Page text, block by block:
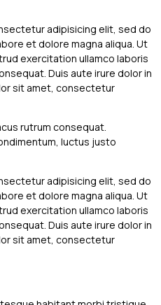
adipisicing elit, sed do
et dolore magna aliqua. Ut
exercitation ullamco laboris
Duis aute irure dolor in
sit amet, consectetur
rutrum consequat.
luctus justo
adipisicing elit, sed do
et dolore magna aliqua. Ut
exercitation ullamco laboris
Duis aute irure dolor in
sit amet, consectetur